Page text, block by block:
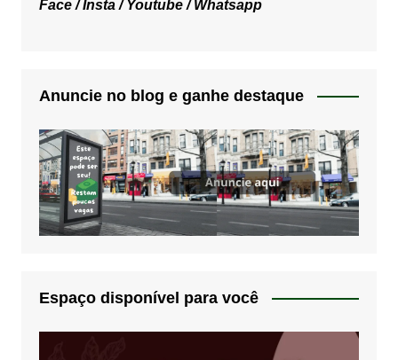
Face /Insta /Youtube /Whatsapp
Anuncie no blog e ganhe destaque
Espaço disponível para você